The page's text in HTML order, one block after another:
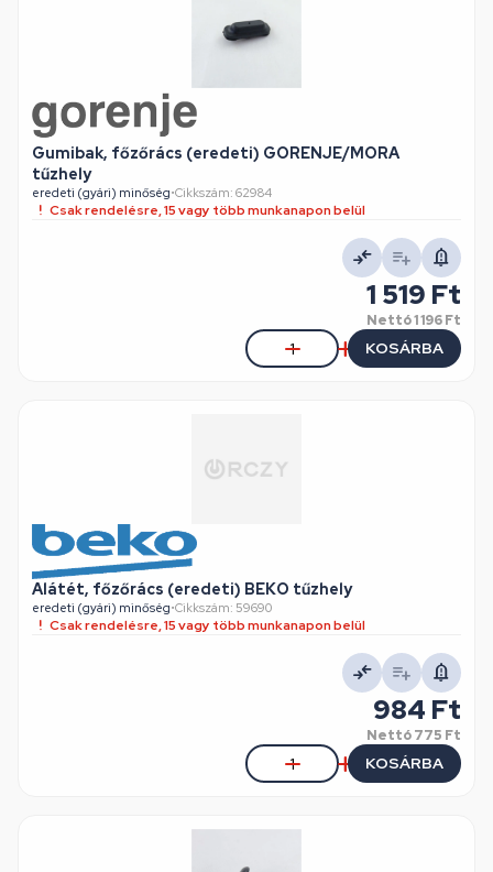
Gumibak, főzőrács (eredeti) GORENJE/MORA
tűzhely
eredeti (gyári) minőség•Cikkszám: 62984
Csak rendelésre, 15 vagy több munkanapon belül
1 519 Ft
Nettó1 196 Ft
KOSÁRBA
Alátét, főzőrács (eredeti) BEKO tűzhely
eredeti (gyári) minőség•Cikkszám: 59690
Csak rendelésre, 15 vagy több munkanapon belül
984 Ft
Nettó775 Ft
KOSÁRBA